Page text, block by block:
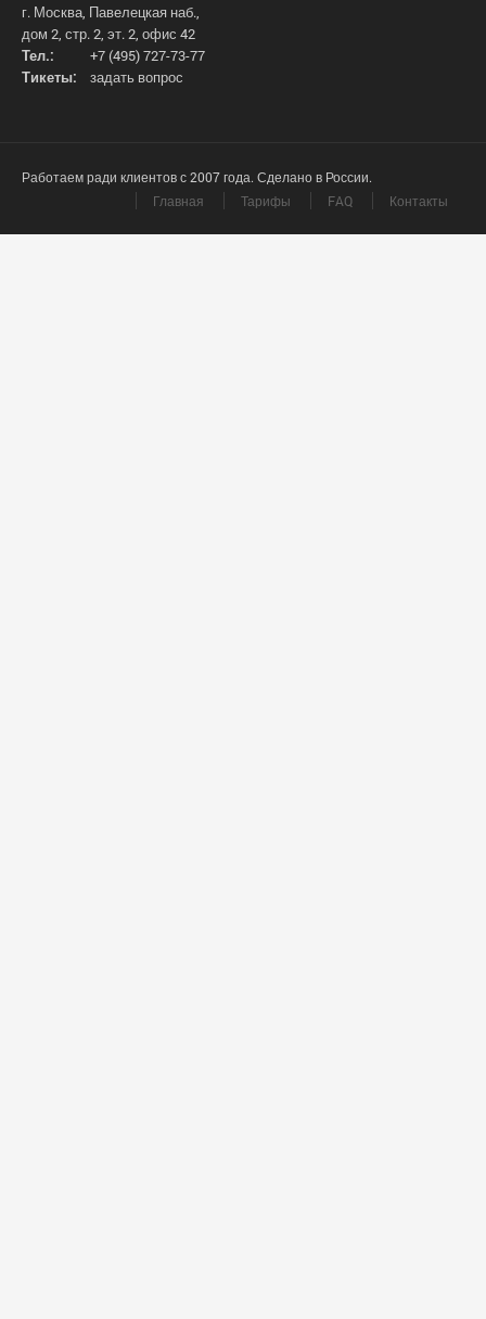
г. Москва, Павелецкая наб.,
дом 2, стр. 2, эт. 2, офис 42
Тел.:
+7 (495) 727-73-77
Тикеты:
задать вопрос
Работаем ради клиентов с 2007 года. Сделано в России.
Главная
Тарифы FAQ Контакты